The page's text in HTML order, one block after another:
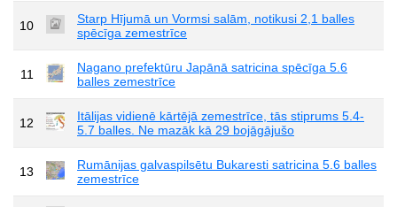
10
Starp Hījumā un Vormsi salām, notikusi 2,1 balles
spēcīga zemestrīce
11
Nagano prefektūru Japānā satricina spēcīga 5.6
balles zemestrīce
12
Itālijas vidienē kārtējā zemestrīce, tās stiprums 5.4-
5.7 balles. Ne mazāk kā 29 bojāgājušo
13
Rumānijas galvaspilsētu Bukaresti satricina 5.6 balles
zemestrīce